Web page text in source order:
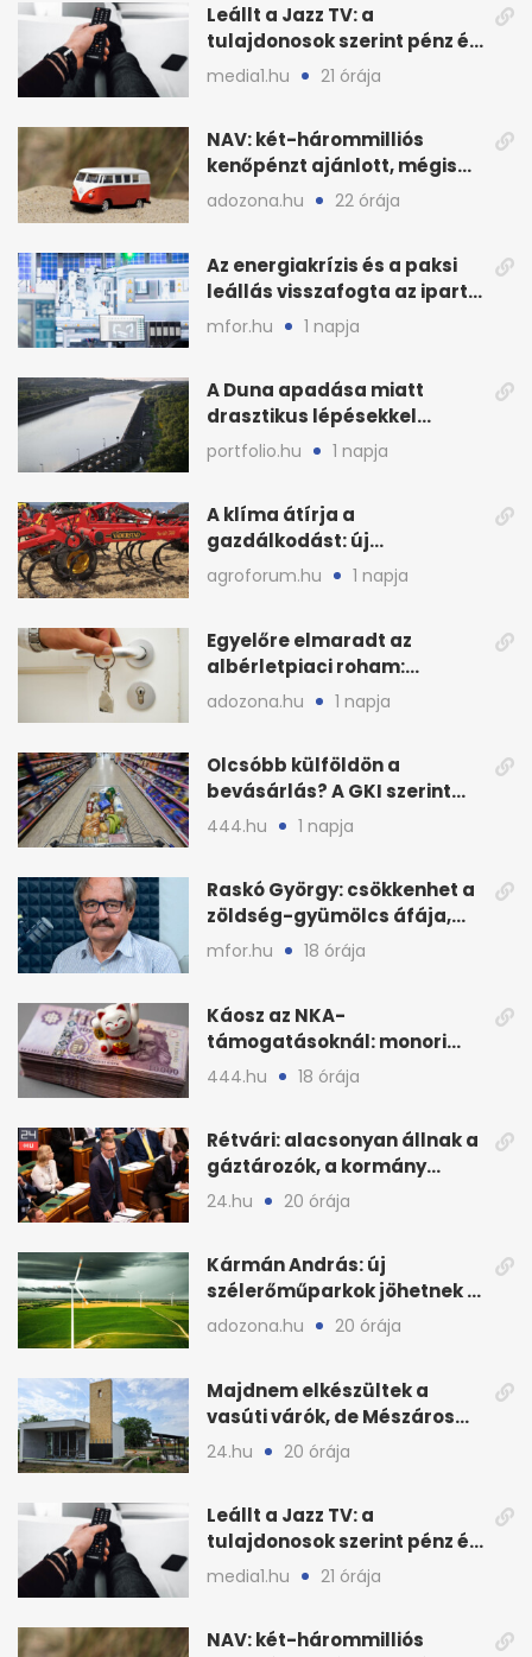
Leállt a Jazz TV: a
tulajdonosok szerint pénz és
szabályok döntöttek
media1.hu 21 órája
NAV: két-hárommilliós
kenőpénzt ajánlott, mégis
lefoglalták a hamis árut
adozona.hu 22 órája
Az energiakrízis és a paksi
leállás visszafogta az ipart,
nyáron kisebb a kár
mfor.hu 1 napja
A Duna apadása miatt
drasztikus lépésekkel
védenék a cernavodăi
atomerőművet
portfolio.hu 1 napja
A klíma átírja a
gazdálkodást: új
megoldásokat keres a
mezőgazdaság
agroforum.hu 1 napja
Egyelőre elmaradt az
albérletpiaci roham:
ennyibe kerülnek a kiadó
adozona.hu 1 napja
Olcsóbb külföldön a
bevásárlás? A GKI szerint
zárkózott a magyar árszint
444.hu 1 napja
Raskó György: csökkenhet a
zöldség-gyümölcs áfája,
bajban a kukorica
mfor.hu 18 órája
Káosz az NKA-
támogatásoknál: monori
civilek elszámolásai és
444.hu 18 órája
Rétvári: alacsonyan állnak a
gáztározók, a kormány
válságról válságra jut
24.hu 20 órája
Kármán András: új
szélerőműparkok jöhetnek a
kormányülés döntése
adozona.hu 20 órája
Majdnem elkészültek a
vasúti várók, de Mészáros
bizalmasa leromboltatja
24.hu 20 órája
Leállt a Jazz TV: a
tulajdonosok szerint pénz és
szabályok döntöttek
media1.hu 21 órája
NAV: két-hárommilliós